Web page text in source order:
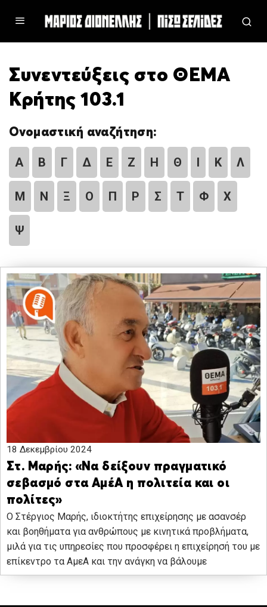
Συνεντεύξεις στο ΘΕΜΑ
Κρήτης 103.1
Ονομαστική αναζήτηση:
Α Β Γ Δ Ε Ζ Η Θ Ι Κ Λ
Μ Ν Ξ Ο Π Ρ Σ Τ Φ Χ
Ψ
18 Δεκεμβρίου 2024
Στ. Μαρής: «Να δείξουν πραγματικό
σεβασμό στα ΑμέΑ η πολιτεία και οι
πολίτες»
Ο Στέργιος Μαρής, ιδιοκτήτης επιχείρησης με ασανσέρ
και βοηθήματα για ανθρώπους με κινητικά προβλήματα,
μιλά για τις υπηρεσίες που προσφέρει η επιχείρησή του με
επίκεντρο τα ΑμεΑ και την ανάγκη να βάλουμε